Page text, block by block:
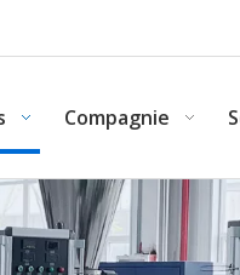
Compagnie